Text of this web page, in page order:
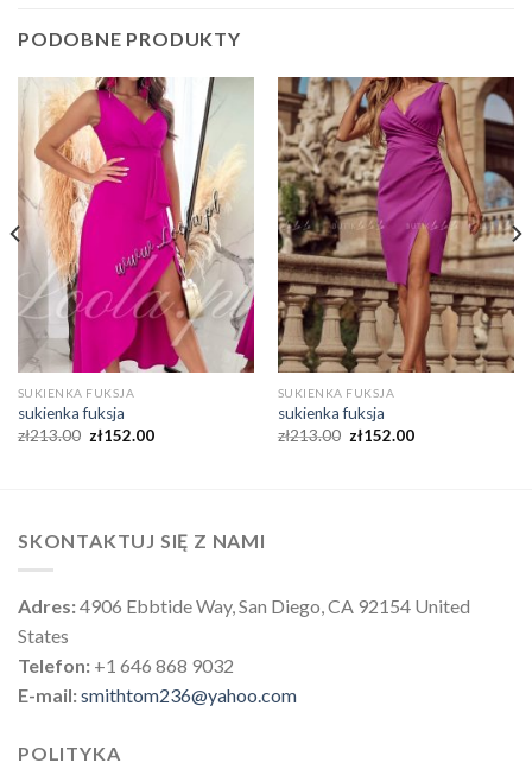
PODOBNE PRODUKTY
SUKIENKA FUKSJA
sukienka fuksja
zł213.00 zł152.00
SUKIENKA FUKSJA
sukienka fuksja
zł213.00 zł152.00
SKONTAKTUJ SIĘ Z NAMI
Adres:4906 Ebbtide Way, San Diego, CA 92154 United
States
Telefon: +1 646 868 9032
E-mail:smithtom236@yahoo.com
POLITYKA